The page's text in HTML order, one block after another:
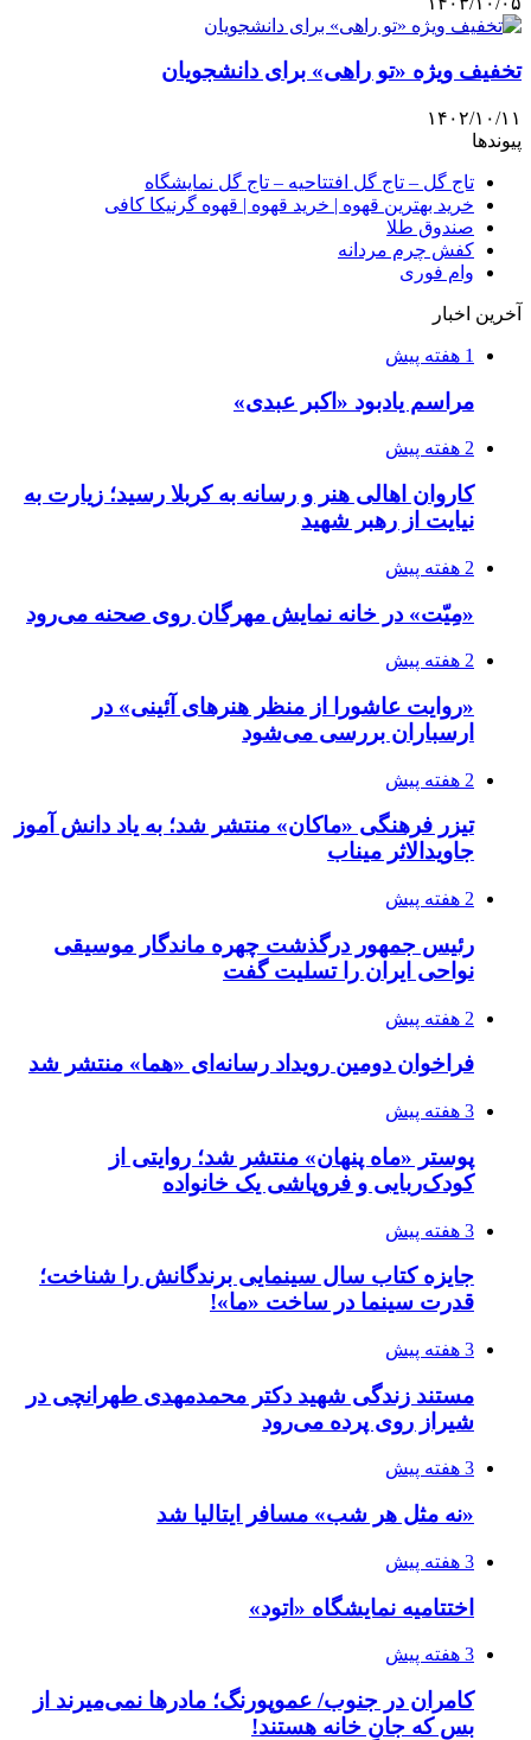
تخفیف ویژه «تو راهی» برای دانشجویان
۱۴۰۲/۱۰/۱۱
پیوندها
تاج گل – تاج گل افتتاحیه – تاج گل نمایشگاه
خرید بهترین قهوه | خرید قهوه | قهوه گرنیکا کافی
صندوق طلا
کفش چرم مردانه
وام فوری
آخرین اخبار
1 هفته پیش
مراسم یادبود «اکبر عبدی»
2 هفته پیش
کاروان اهالی هنر و رسانه به کربلا رسید؛ زیارت به
نیایت از رهبر شهید
2 هفته پیش
«مِیّت» در خانه نمایش مهرگان روی صحنه می‌رود
2 هفته پیش
«روایت عاشورا از منظر هنرهای آئینی» در
ارسباران بررسی می‌شود
2 هفته پیش
تیزر فرهنگی «ماکان» منتشر شد؛ به یاد دانش آموز
جاویدالاثر میناب
2 هفته پیش
رئیس جمهور درگذشت چهره ماندگار موسیقی
نواحی ایران را تسلیت گفت
2 هفته پیش
فراخوان دومین رویداد رسانه‌ای «هما» منتشر شد
3 هفته پیش
پوستر «ماه پنهان» منتشر شد؛ روایتی از
کودک‌ربایی و فروپاشی یک خانواده
3 هفته پیش
جایزه کتاب سال سینمایی برندگانش را شناخت؛
قدرت سینما در ساخت «ما»!
3 هفته پیش
مستند زندگی شهید دکتر محمدمهدی طهرانچی در
شیراز روی پرده می‌رود
3 هفته پیش
«نه مثل هر شب» مسافر ایتالیا شد
3 هفته پیش
اختتامیه نمایشگاه «اتود»
3 هفته پیش
کامران در جنوب/ عموپورنگ؛ مادرها نمی‌میرند از
بس که جانِ خانه هستند!